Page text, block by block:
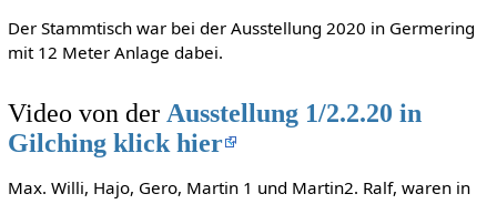
Der Stammtisch war bei der Ausstellung 2020 in Germering
mit 12 Meter Anlage dabei.
Video von der Ausstellung 1/2.2.20 in
Gilching klick hier
Max. Willi, Hajo, Gero, Martin 1 und Martin2. Ralf, waren in